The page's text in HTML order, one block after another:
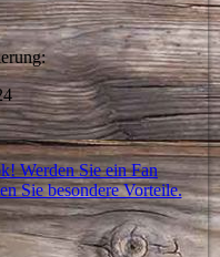
Werden Sie ein Fan
Sie besondere Vorteile.